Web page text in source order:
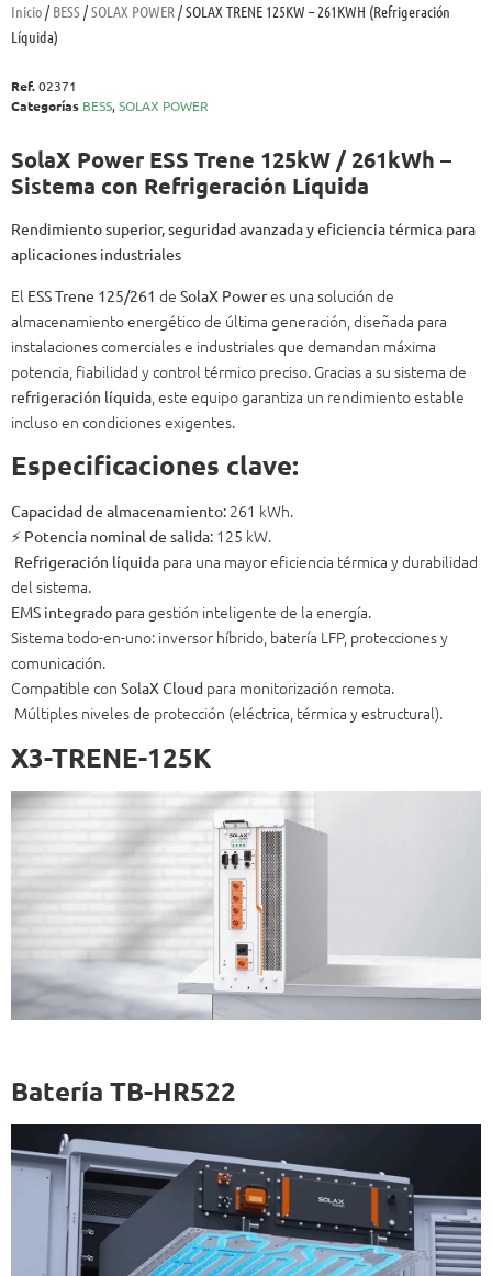
Inicio/ BESS/SOLAX POWER/ SOLAX TRENE 125KW – 261KWH (Refrigeración
Líquida)
Ref.02371
Categorías BESS,SOLAX POWER
SolaX Power ESS Trene 125kW / 261kWh –
Sistema con Refrigeración Líquida
Rendimiento superior, seguridad avanzada y eficiencia térmica para
aplicaciones industriales
El ESS Trene 125/261 de SolaX Poweres una solución de
almacenamiento energético de última generación, diseñada para
instalaciones comerciales e industriales que demandan máxima
potencia, fiabilidad y control térmico preciso. Gracias a su sistema de
refrigeración líquida , este equipo garantiza un rendimiento estable
incluso en condiciones exigentes.
Especificaciones clave:
Capacidad de almacenamiento: 261 kWh.
⚡ Potencia nominal de salida: 125 kW.
Refrigeración líquida para una mayor eficiencia térmica y durabilidad
del sistema.
EMS integrado para gestión inteligente de la energía.
Sistema todo-en-uno: inversor híbrido, batería LFP, protecciones y
comunicación.
Compatible con SolaX Cloud para monitorización remota.
️ Múltiples niveles de protección (eléctrica, térmica y estructural).
X3-TRENE-125K
Batería TB-HR522